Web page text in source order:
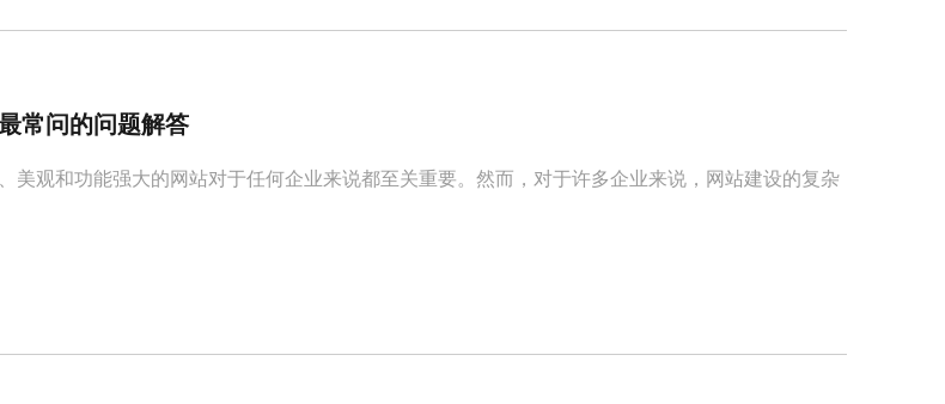
常问的问题解答
美观和功能强大的网站对于任何企业来说都至关重要。然而，对于许多企业来说，网站建设的复杂